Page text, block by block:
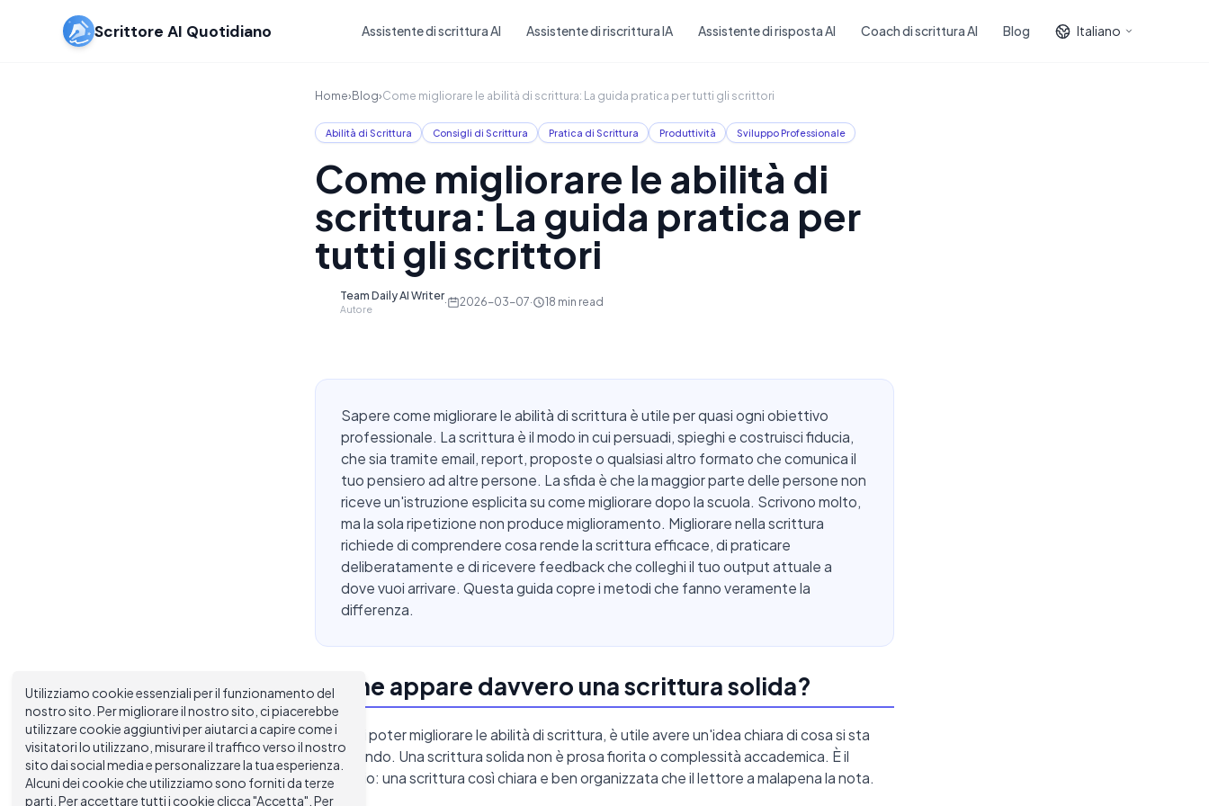
Scrittore AI Quotidiano Assistente di scrittura AI Assistente di riscrittura IA Assistente di risposta AI Coach di scrittura AI Blog Italiano
Home›Blog›Come migliorare le abilità di scrittura: La guida pratica per tutti gli scrittori
Abilità di Scrittura Consigli di Scrittura Pratica di Scrittura Produttività Sviluppo Professionale
Come migliorare le abilità di
scrittura: La guida pratica per
tutti gli scrittori
Team Daily AI Writer
Autore
· 2026-03-07· 18 min read
Sapere come migliorare le abilità di scrittura è utile per quasi ogni obiettivo
professionale. La scrittura è il modo in cui persuadi, spieghi e costruisci fiducia,
che sia tramite email, report, proposte o qualsiasi altro formato che comunica il
tuo pensiero ad altre persone. La sfida è che la maggior parte delle persone non
riceve un'istruzione esplicita su come migliorare dopo la scuola. Scrivono molto,
ma la sola ripetizione non produce miglioramento. Migliorare nella scrittura
richiede di comprendere cosa rende la scrittura efficace, di praticare
deliberatamente e di ricevere feedback che colleghi il tuo output attuale a
dove vuoi arrivare. Questa guida copre i metodi che fanno veramente la
differenza.
Come appare davvero una scrittura solida?
Prima di poter migliorare le abilità di scrittura, è utile avere un'idea chiara di cosa si sta
migliorando. Una scrittura solida non è prosa fiorita o complessità accademica. È il
contrario: una scrittura così chiara e ben organizzata che il lettore a malapena la nota.
Utilizziamo cookie essenziali per il funzionamento del
nostro sito. Per migliorare il nostro sito, ci piacerebbe
utilizzare cookie aggiuntivi per aiutarci a capire come i
visitatori lo utilizzano, misurare il traffico verso il nostro
sito dai social media e personalizzare la tua esperienza.
Alcuni dei cookie che utilizziamo sono forniti da terze
parti. Per accettare tutti i cookie clicca "Accetta". Per